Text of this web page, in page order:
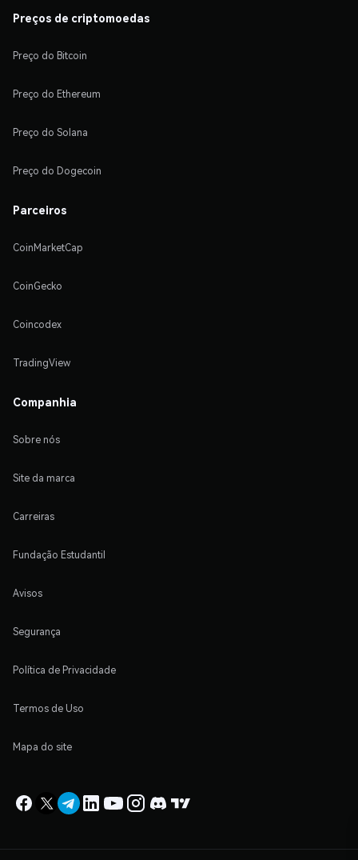
Preços de criptomoedas
Preço do Bitcoin
Preço do Ethereum
Preço do Solana
Preço do Dogecoin
Parceiros
CoinMarketCap
CoinGecko
Coincodex
TradingView
Companhia
Sobre nós
Site da marca
Carreiras
Fundação Estudantil
Avisos
Segurança
Política de Privacidade
Termos de Uso
Mapa do site